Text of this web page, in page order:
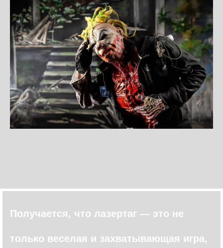
Получается, что лазертаг — это не
только веселая и захватывающая игра,